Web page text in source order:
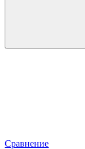
Сравнение